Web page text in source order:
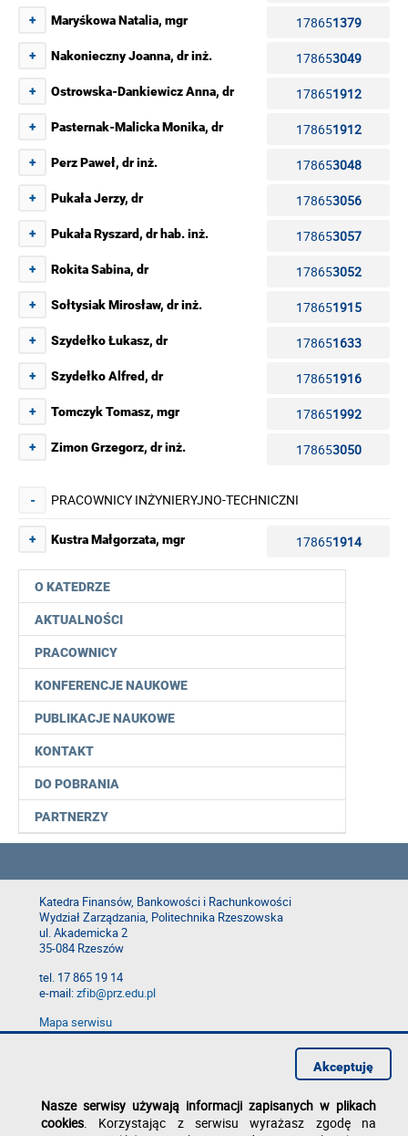
O KATEDRZE
AKTUALNOŚCI
PRACOWNICY
KONFERENCJE NAUKOWE
PUBLIKACJE NAUKOWE
KONTAKT
DO POBRANIA
PARTNERZY
+ Maryśkowa Natalia, mgr 178651379
+ Nakonieczny Joanna, dr inż. 178653049
+ Ostrowska-Dankiewicz Anna, dr 178651912
+ Pasternak-Malicka Monika, dr 178651912
+ Perz Paweł, dr inż. 178653048
+ Pukała Jerzy, dr 178653056
+ Pukała Ryszard, dr hab. inż. 178653057
+ Rokita Sabina, dr 178653052
+ Sołtysiak Mirosław, dr inż. 178651915
+ Szydełko Łukasz, dr 178651633
+ Szydełko Alfred, dr 178651916
+ Tomczyk Tomasz, mgr 178651992
+ Zimon Grzegorz, dr inż. 178653050
- PRACOWNICY INŻYNIERYJNO-TECHNICZNI
+ Kustra Małgorzata, mgr 178651914
Katedra Finansów, Bankowości i Rachunkowości
Wydział Zarządzania, Politechnika Rzeszowska
ul. Akademicka 2
35-084 Rzeszów
tel. 17 865 19 14
e-mail:zfib@prz.edu.pl
Mapa serwisu
Deklaracja dostępności
Nasze serwisy używają informacji zapisanych w plikach
cookies. Korzystając z serwisu wyrażasz zgodę na
Akceptuję